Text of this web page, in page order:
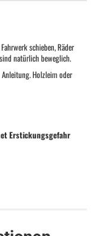
schieben, Räder
natürlich beweglich.
Holzleim oder
Erstickungsgefahr